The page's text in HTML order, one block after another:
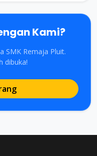
Kami?
SMK Remaja Pluit.
dibuka!